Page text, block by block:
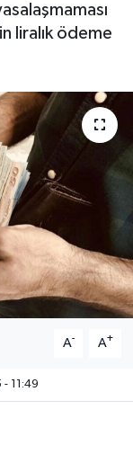
liralık ödeme
A- A+
11:49